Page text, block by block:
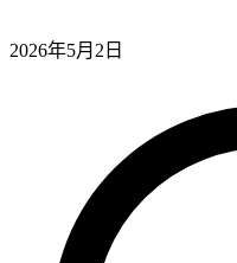
2026年5月2日